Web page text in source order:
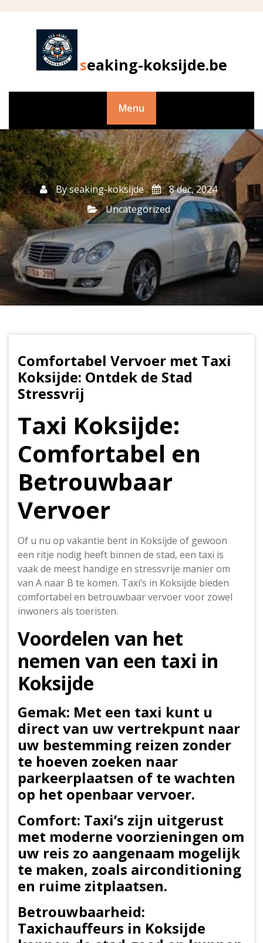
seaking-koksijde.be
Menu
Byseaking-koksijde
8 dec, 2024
Uncategorized
Comfortabel Vervoer met Taxi
Koksijde: Ontdek de Stad
Stressvrij
Taxi Koksijde:
Comfortabel en
Betrouwbaar
Vervoer
Of u nu op vakantie bent in Koksijde of gewoon
een ritje nodig heeft binnen de stad, een taxi is
vaak de meest handige en stressvrije manier om
van A naar B te komen. Taxi’s in Koksijde bieden
comfortabel en betrouwbaar vervoer voor zowel
inwoners als toeristen.
Voordelen van het
nemen van een taxi in
Koksijde
Gemak: Met een taxi kunt u
direct van uw vertrekpunt naar
uw bestemming reizen zonder
te hoeven zoeken naar
parkeerplaatsen of te wachten
op het openbaar vervoer.
Comfort: Taxi’s zijn uitgerust
met moderne voorzieningen om
uw reis zo aangenaam mogelijk
te maken, zoals airconditioning
en ruime zitplaatsen.
Betrouwbaarheid:
Taxichauffeurs in Koksijde